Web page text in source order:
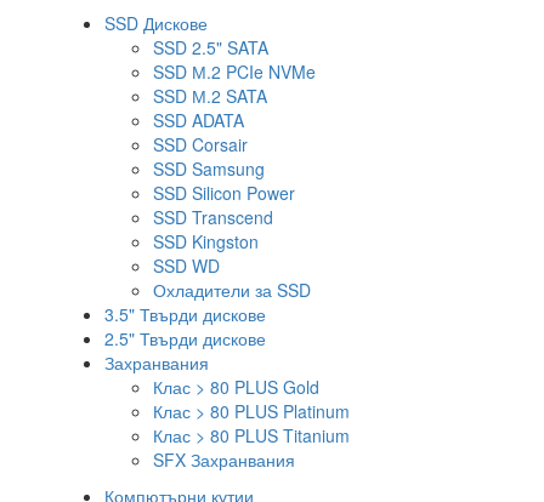
SSD Дискове
SSD 2.5" SATA
SSD М.2 PCIe NVMe
SSD М.2 SATA
SSD ADATA
SSD Corsair
SSD Samsung
SSD Silicon Power
SSD Transcend
SSD Kingston
SSD WD
Охладители за SSD
3.5" Твърди дискове
2.5" Твърди дискове
Захранвания
Клас > 80 PLUS Gold
Клас > 80 PLUS Platinum
Клас > 80 PLUS Titanium
SFX Захранвания
Компютърни кутии